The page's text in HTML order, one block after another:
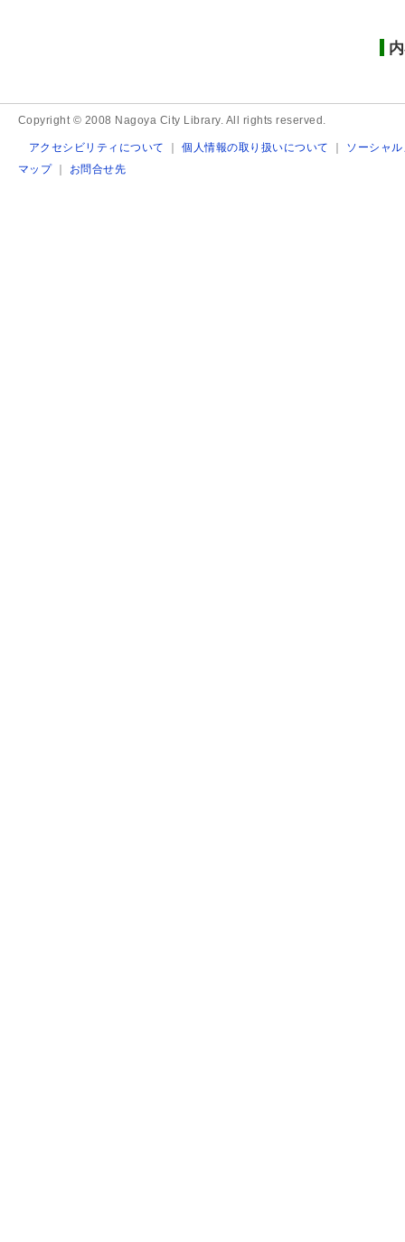
Copyright © 2008 Nagoya City Library. All rights reserved.
アクセシビリティについて ｜個人情報の取り扱いについて ｜ ソーシャ
マップ｜ お問合せ先